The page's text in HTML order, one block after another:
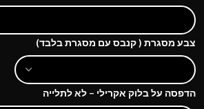
צבע מסגרת ( קנבס עם מסגרת בלבד)
הדפסה על בלוק אקרילי – לא לתלייה